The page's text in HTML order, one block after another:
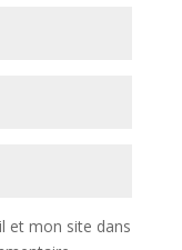
et mon site dans